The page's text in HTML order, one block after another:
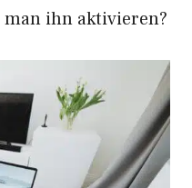
ihn aktivieren?